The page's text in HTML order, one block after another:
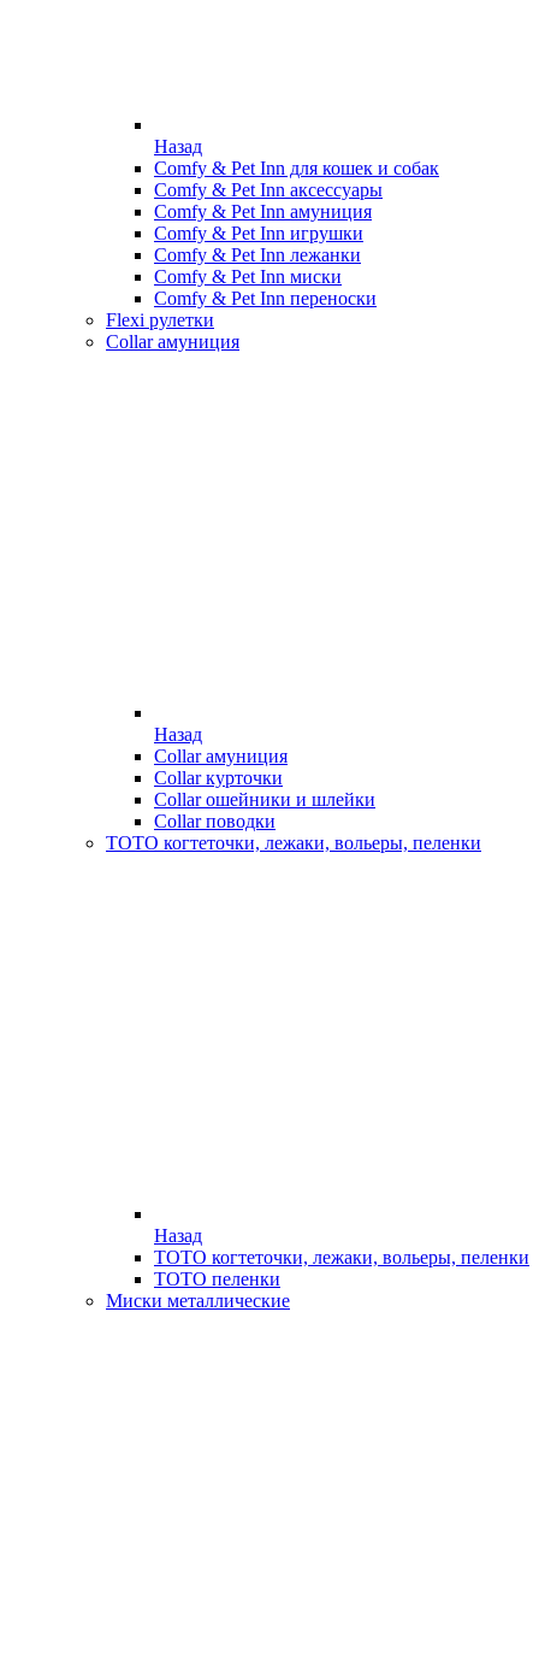
Назад
Comfy & Pet Inn для кошек и собак
Comfy & Pet Inn аксессуары
Comfy & Pet Inn амуниция
Comfy & Pet Inn игрушки
Comfy & Pet Inn лежанки
Comfy & Pet Inn миски
Comfy & Pet Inn переноски
Flexi рулетки
Collar амуниция
Назад
Collar амуниция
Collar курточки
Collar ошейники и шлейки
Collar поводки
ТОТО когтеточки, лежаки, вольеры, пеленки
Назад
ТОТО когтеточки, лежаки, вольеры, пеленки
ТОТО пеленки
Миски металлические